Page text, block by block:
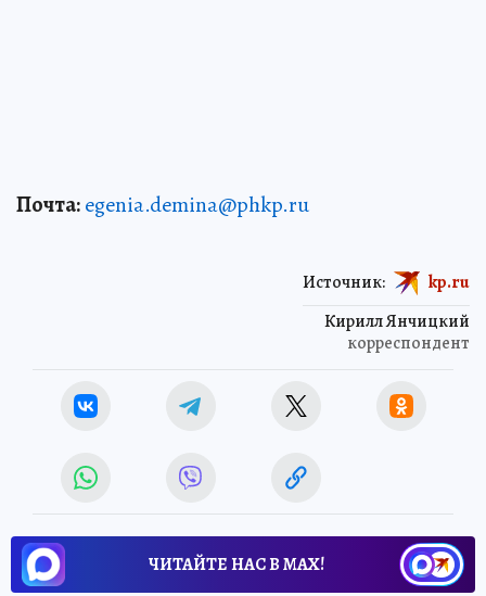
Почта:egenia.demina@phkp.ru
Кирилл Янчицкий
корреспондент
Источник: kp.ru
ЧИТАЙТЕ НАС В МАХ!